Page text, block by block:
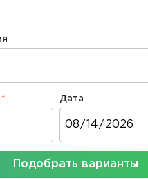
Дата
Подобрать варианты